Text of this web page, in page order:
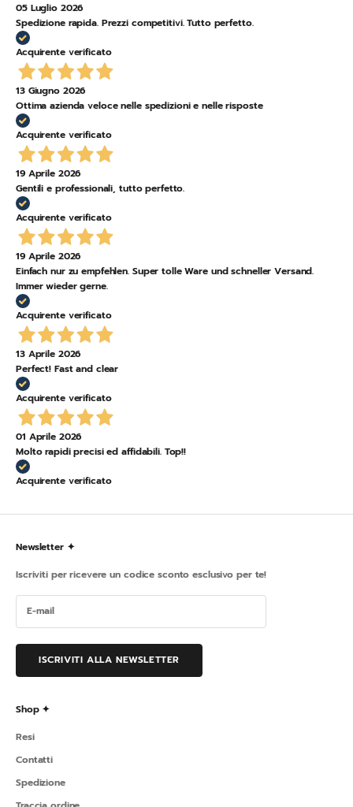
05 Luglio 2026
Spedizione rapida. Prezzi competitivi. Tutto perfetto.
Acquirente verificato
13 Giugno 2026
Ottima azienda veloce nelle spedizioni e nelle risposte
Acquirente verificato
19 Aprile 2026
Gentili e professionali, tutto perfetto.
Acquirente verificato
19 Aprile 2026
Einfach nur zu empfehlen. Super tolle Ware und schneller Versand.
Immer wieder gerne.
Acquirente verificato
13 Aprile 2026
Perfect! Fast and clear
Acquirente verificato
01 Aprile 2026
Molto rapidi precisi ed affidabili. Top!!
Acquirente verificato
Newsletter ✦
Iscriviti per ricevere un codice sconto esclusivo per te!
ISCRIVITI ALLA NEWSLETTER
Shop ✦
Resi
Contatti
Spedizione